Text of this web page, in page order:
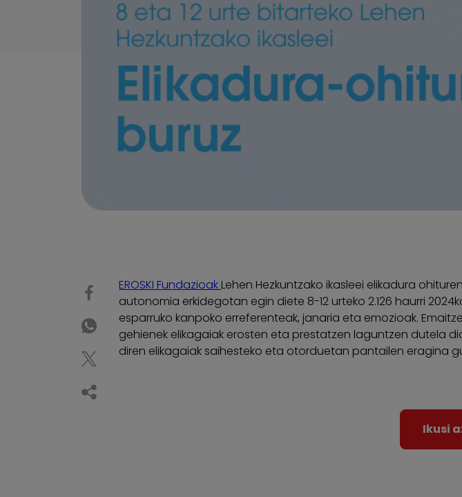
EROSKI Fundazioak Lehen Hezkuntzako ikasleei elikadura
autonomia erkidegotan egin diete 8-12 urteko 2.126 haurri
esparruko kanpoko erreferenteak, janaria eta emozioak.
gehienek elikagaiak erosten eta prestatzen laguntzen dutela
diren elikagaiak saihesteko eta otorduetan pantailen eragina
Ikusi